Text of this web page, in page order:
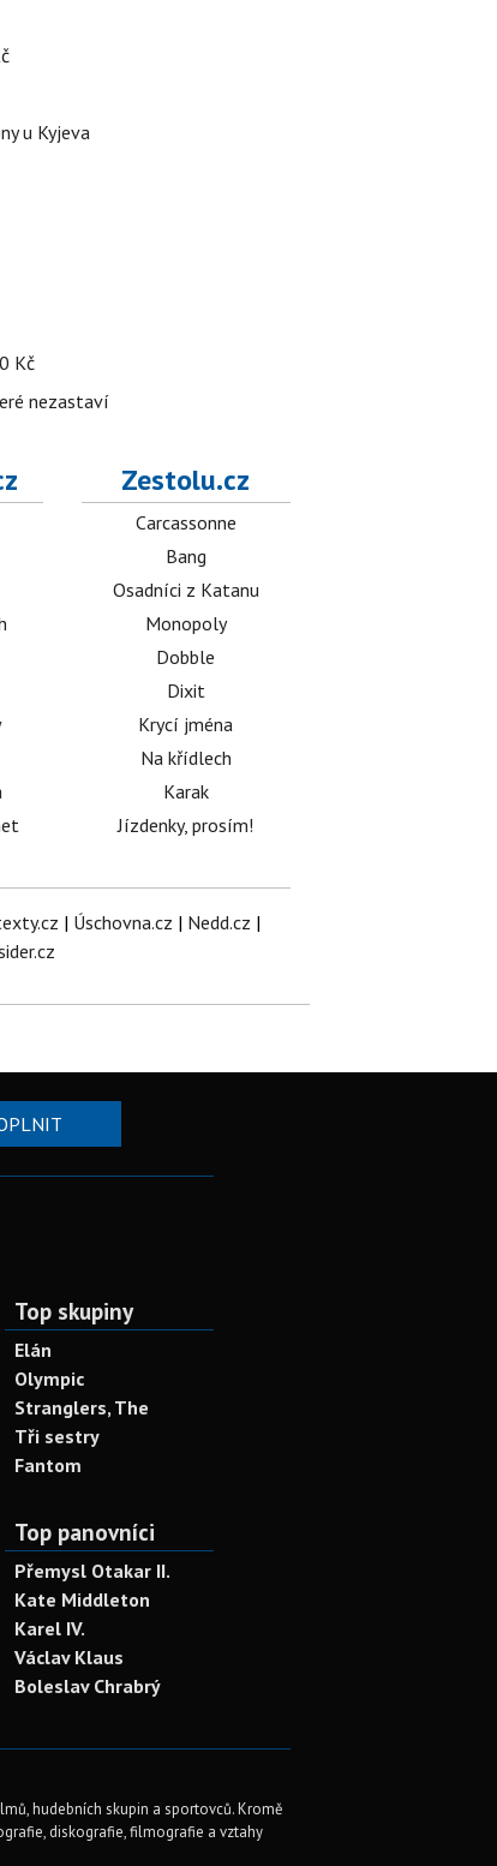
u Kyjeva
Kč
nezastaví
Zestolu.cz
Carcassonne
Bang
Osadníci z Katanu
Monopoly
Dobble
Dixit
Krycí jména
Na křídlech
Karak
Jízdenky, prosím!
| Úschovna.cz | Nedd.cz |
Top skupiny
Elán
Olympic
Stranglers, The
Tři sestry
Fantom
Top panovníci
Přemysl Otakar II.
Kate Middleton
Karel IV.
Václav Klaus
Boleslav Chrabrý
hudebních skupin a sportovců. Kromě
diskografie, filmografie a vztahy